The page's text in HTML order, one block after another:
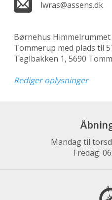
lwras@assens.dk
Børnehus Himmelrummet
Tommerup med plads til
Teglbakken 1, 5690
Rediger oplysninger
Mandag til
Fredag: